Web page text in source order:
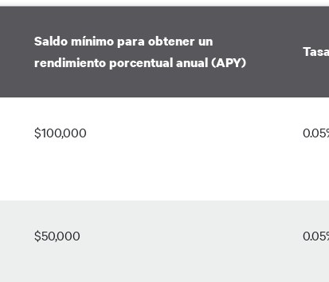
Saldo mínimo para obtener un
rendimiento porcentual anual (APY)
$100,000
$50,000